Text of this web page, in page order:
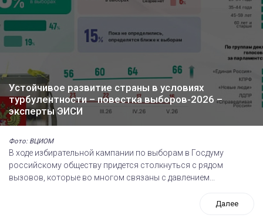
Устойчивое развитие страны в условиях
турбулентности – повестка выборов-2026 –
эксперты ЭИСИ
Фото: ВЦИОМ
В ходе избирательной кампании по выборам в Госдуму
российскому обществу придется столкнуться с рядом
вызовов, которые во многом связаны с давлением...
Далее